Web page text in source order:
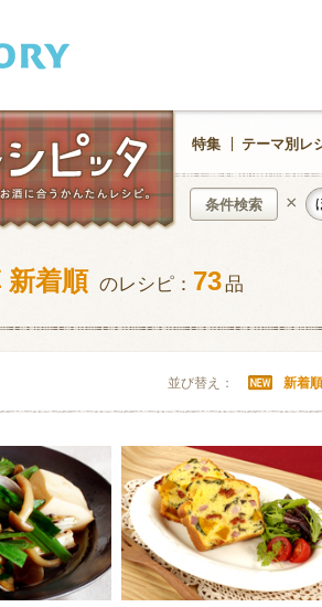
特集 テーマ別レ
条件検索 ×
洋食
アジア・エスニック その
魚介類 野菜
豆腐・豆類
その他
ハイボール（ウイスキー） ウイ
新着順 のレシピ： 73品
並び替え： 新着順